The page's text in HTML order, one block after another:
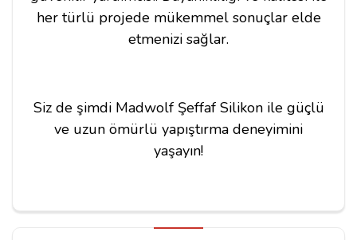
her türlü projede mükemmel sonuçlar elde
etmenizi sağlar.
Siz de şimdi Madwolf Şeffaf Silikon ile güçlü
ve uzun ömürlü yapıştırma deneyimini
yaşayın!